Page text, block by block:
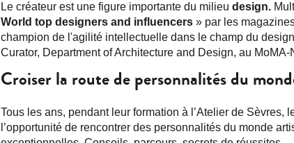
Le créateur est une figure importante du milieu design.
World top designers and influencers» par les
champion de l'agilité intellectuelle dans le champ du
Curator, Department of Architecture and Design, au MoMA-
Croiser la route de personnalités du
Tous les ans, pendant leur formation à l’Atelier de Sèvres,
l’opportunité de rencontrer des personnalités du monde